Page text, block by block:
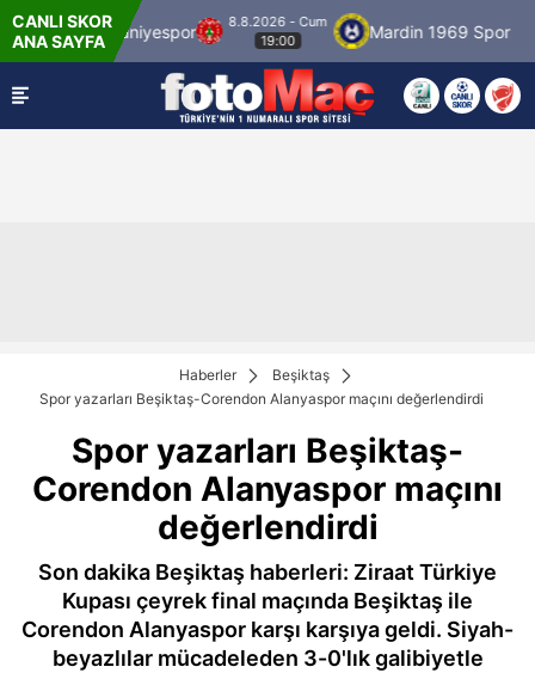
CANLI SKOR
ANA SAYFA
8.8.2026 - Cum
19:00
Mardin 1969 Spor Özbelsan
Haberler
Beşiktaş
Spor yazarları Beşiktaş-Corendon Alanyaspor maçını değerlendirdi
Spor yazarları Beşiktaş-
Corendon Alanyaspor maçını
değerlendirdi
Son dakika Beşiktaş haberleri: Ziraat Türkiye
Kupası çeyrek final maçında Beşiktaş ile
Corendon Alanyaspor karşı karşıya geldi. Siyah-
beyazlılar mücadeleden 3-0'lık galibiyetle